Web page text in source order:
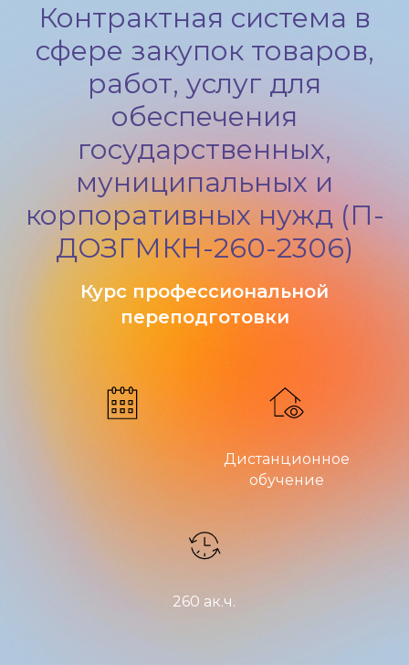
Контрактная система в
сфере закупок товаров,
работ, услуг для
обеспечения
государственных,
муниципальных и
корпоративных нужд (П-
ДОЗГМКН-260-2306)
Курс профессиональной
переподготовки
Дистанционное
обучение
260 ак.ч.